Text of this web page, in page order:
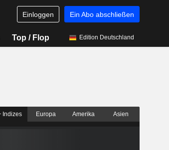
Einloggen Ein Abo abschließen
Top / Flop Edition Deutschland
Indizes Europa Amerika Asien